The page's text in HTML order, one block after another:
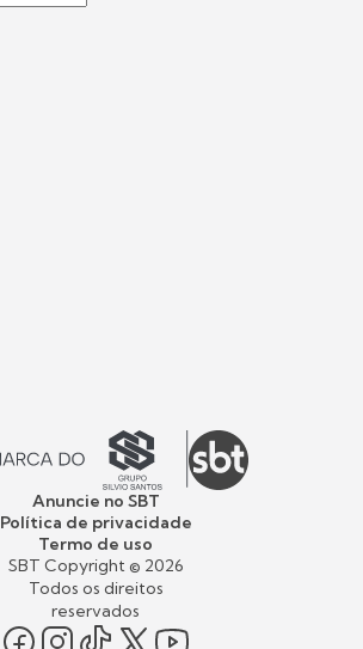
Anuncie no SBT
Política de privacidade
Termo de uso
SBT Copyright © 2026
Todos os direitos
reservados